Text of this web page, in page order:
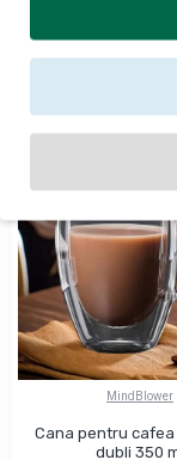
ADAUGĂ ÎN
MindBlower
Cana pentru
dubli 350